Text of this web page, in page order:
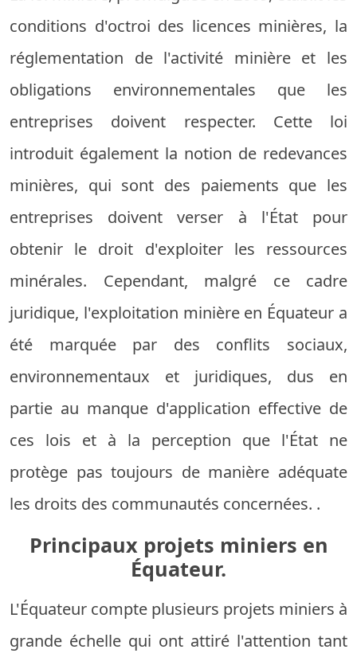
conditions d'octroi des licences minières, la
réglementation de l'activité minière et les
obligations environnementales que les
entreprises doivent respecter. Cette loi
introduit également la notion de redevances
minières, qui sont des paiements que les
entreprises doivent verser à l'État pour
obtenir le droit d'exploiter les ressources
minérales. Cependant, malgré ce cadre
juridique, l'exploitation minière en Équateur a
été marquée par des conflits sociaux,
environnementaux et juridiques, dus en
partie au manque d'application effective de
ces lois et à la perception que l'État ne
protège pas toujours de manière adéquate
les droits des communautés concernées. .
Principaux projets miniers en
Équateur.
L'Équateur compte plusieurs projets miniers à
grande échelle qui ont attiré l'attention tant